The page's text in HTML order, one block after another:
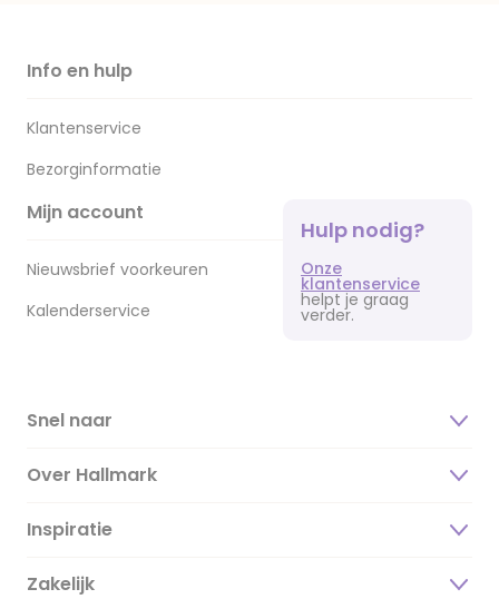
Info en hulp
Klantenservice
Bezorginformatie
Mijn account
Nieuwsbrief voorkeuren
Kalenderservice
Hulp nodig?
Onze
klantenservice
helpt je graag
verder.
Snel naar
Over Hallmark
Over ons
Duurzaamheid
Inspiratie
Magazine
Zakelijk